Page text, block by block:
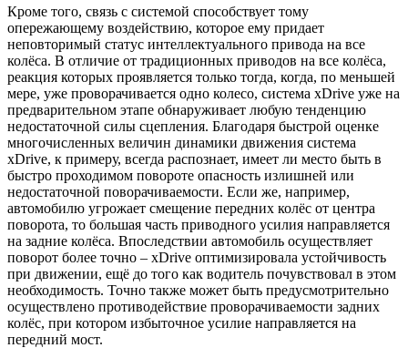
Кроме того, связь с системой способствует тому
опережающему воздействию, которое ему придает
неповторимый статус интеллектуального привода на все
колёса. В отличие от традиционных приводов на все колёса,
реакция которых проявляется только тогда, когда, по меньшей
мере, уже проворачивается одно колесо, система xDrive уже на
предварительном этапе обнаруживает любую тенденцию
недостаточной силы сцепления. Благодаря быстрой оценке
многочисленных величин динамики движения система
xDrive, к примеру, всегда распознает, имеет ли место быть в
быстро проходимом повороте опасность излишней или
недостаточной поворачиваемости. Если же, например,
автомобилю угрожает смещение передних колёс от центра
поворота, то большая часть приводного усилия направляется
на задние колёса. Впоследствии автомобиль осуществляет
поворот более точно – xDrive оптимизировала устойчивость
при движении, ещё до того как водитель почувствовал в этом
необходимость. Точно также может быть предусмотрительно
осуществлено противодействие проворачиваемости задних
колёс, при котором избыточное усилие направляется на
передний мост.